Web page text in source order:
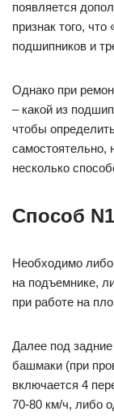
появляется
признак того,
подшипников и
Однако при
– какой из
чтобы
самостоятельно,
несколько
Способ N1
Необходимо либо
на подъемнике,
при работе на
Далее под задние
башмаки (при
включается 4
70-80 км/ч, либо